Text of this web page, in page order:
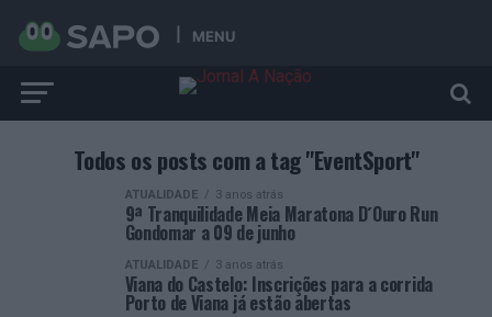
MENU
Todos os posts com a tag "EventSport"
ATUALIDADE 3 anos atrás
9ª Tranquilidade Meia Maratona D´Ouro Run
Gondomar a 09 de junho
ATUALIDADE 3 anos atrás
Viana do Castelo: Inscrições para a corrida
Porto de Viana já estão abertas